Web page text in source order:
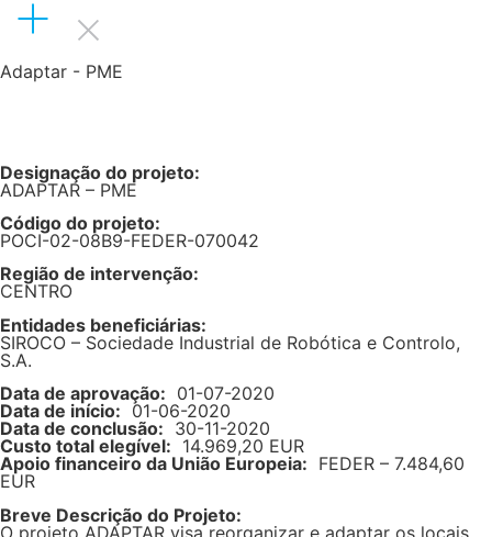
Adaptar - PME
Designação do projeto:
ADAPTAR – PME
Código do projeto:
POCI-02-08B9-FEDER-070042
Região de intervenção:
CENTRO
Entidades beneficiárias:
SIROCO – Sociedade Industrial de Robótica e Controlo,
S.A.
Data de aprovação: 01-07-2020
Data de início: 01-06-2020
Data de conclusão: 30-11-2020
Custo total elegível: 14.969,20 EUR
Apoio financeiro da União Europeia: FEDER – 7.484,60
EUR
Breve Descrição do Projeto:
O projeto ADAPTAR visa reorganizar e adaptar os locais